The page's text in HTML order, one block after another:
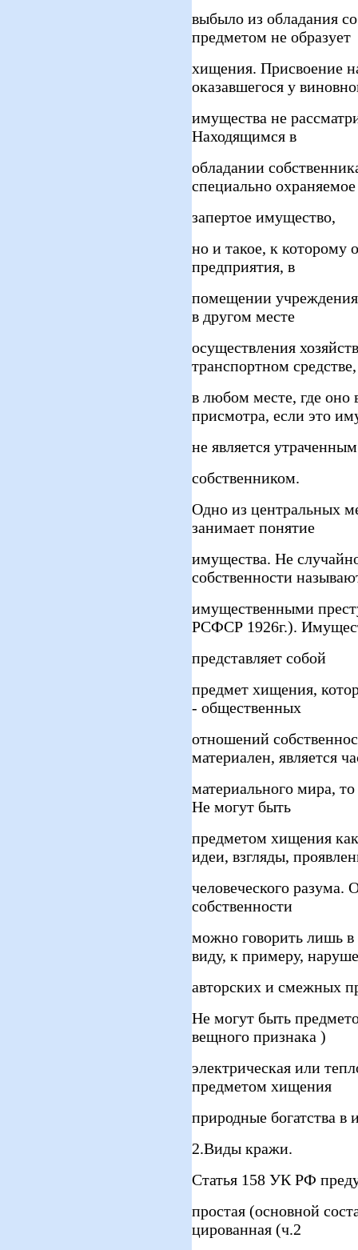
выбыло из обладания
предметом не образует
хищения. Присвоение
оказавшегося у
имущества не
Находящимся в
обладании
специально
запертое имущество,
но и такое, к которому
предприятия, в
помещении
в другом месте
осуществления
транспортном
в любом месте, где оно
присмотра, если это
не является утраченным
собственником.
Одно из центральных
занимает понятие
имущества. Не
собственности
имущественными
РСФСР 1926г.).
представляет собой
предмет хищения,
- общественных
отношений
материален, является
материального мира,
Не могут быть
предметом хищения
идеи, взгляды,
человеческого
собственности
можно говорить лишь
виду, к примеру,
авторских и смежных
Не могут быть
вещного признака )
электрическая или
предметом хищения
природные богатства в
2.Виды кражи.
Статья 158 УК РФ
простая (основной
цированная (ч.2